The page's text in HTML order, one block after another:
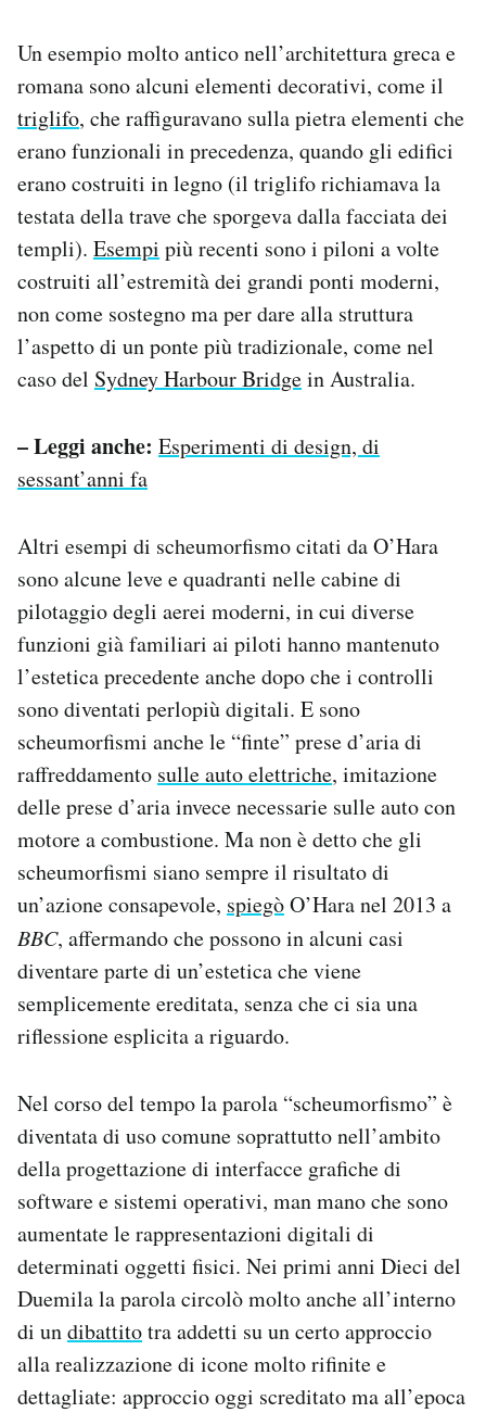
Un esempio molto antico nell’architettura greca e
romana sono alcuni elementi decorativi, come il
triglifo, che raffiguravano sulla pietra elementi che
erano funzionali in precedenza, quando gli edifici
erano costruiti in legno (il triglifo richiamava la
testata della trave che sporgeva dalla facciata dei
templi). Esempi più recenti sono i piloni a volte
costruiti all’estremità dei grandi ponti moderni,
non come sostegno ma per dare alla struttura
l’aspetto di un ponte più tradizionale, come nel
caso del Sydney Harbour Bridgein Australia.
– Leggi anche: Esperimenti di design, di
sessant’anni fa
Altri esempi di scheumorfismo citati da O’Hara
sono alcune leve e quadranti nelle cabine di
pilotaggio degli aerei moderni, in cui diverse
funzioni già familiari ai piloti hanno mantenuto
l’estetica precedente anche dopo che i controlli
sono diventati perlopiù digitali. E sono
scheumorfismi anche le “finte” prese d’aria di
raffreddamento sulle auto elettriche, imitazione
delle prese d’aria invece necessarie sulle auto con
motore a combustione. Ma non è detto che gli
scheumorfismi siano sempre il risultato di
un’azione consapevole, spiegòO’Hara nel 2013 a
BBC, affermando che possono in alcuni casi
diventare parte di un’estetica che viene
semplicemente ereditata, senza che ci sia una
riflessione esplicita a riguardo.
Nel corso del tempo la parola “scheumorfismo” è
diventata di uso comune soprattutto nell’ambito
della progettazione di interfacce grafiche di
software e sistemi operativi, man mano che sono
aumentate le rappresentazioni digitali di
determinati oggetti fisici. Nei primi anni Dieci del
Duemila la parola circolò molto anche all’interno
di undibattitotra addetti su un certo approccio
alla realizzazione di icone molto rifinite e
dettagliate: approccio oggi screditato ma all’epoca